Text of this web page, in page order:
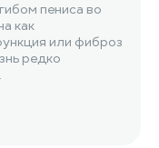
пениса во
как
или фиброз
редко